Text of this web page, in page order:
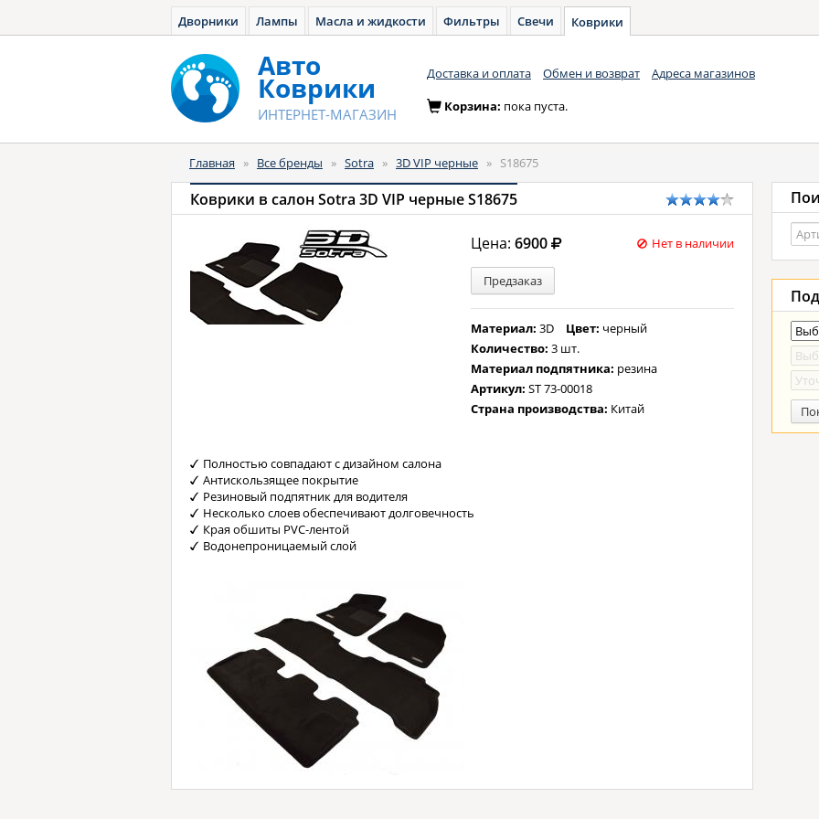
Дворники Лампы Масла и жидкости Фильтры Свечи Коврики
Авто
Коврики
ИНТЕРНЕТ-МАГАЗИН
Доставка и оплата Обмен и возврат Адреса магазинов
Корзина: пока пуста.
Главная » Все бренды » Sotra » 3D VIP черные » S18675
Коврики в салон Sotra 3D VIP черные S18675
Цена:6900 Нет в наличии
Предзаказ
Материал:3D Цвет: черный
Количество:3 шт.
Материал подпятника: резина
Артикул:ST 73-00018
Страна производства: Китай
Полностью совпадают с дизайном салона
Антискользящее покрытие
Резиновый подпятник для водителя
Несколько слоев обеспечивают долговечность
Края обшиты PVC-лентой
Водонепроницаемый слой